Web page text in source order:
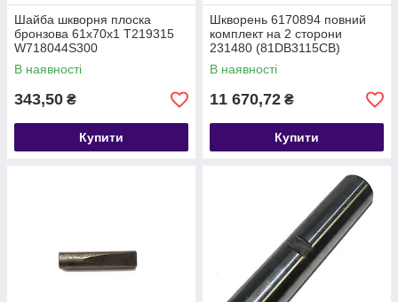
Шайба шкворня плоска
бронзова 61х70х1 T219315
W718044S300
В наявності
343,50 ₴
Купити
Шкворень 6170894 повний
комплект на 2 сторони
231480 (81DB3115CB)
81DB3115CB KIT
В наявності
11 670,72 ₴
Купити